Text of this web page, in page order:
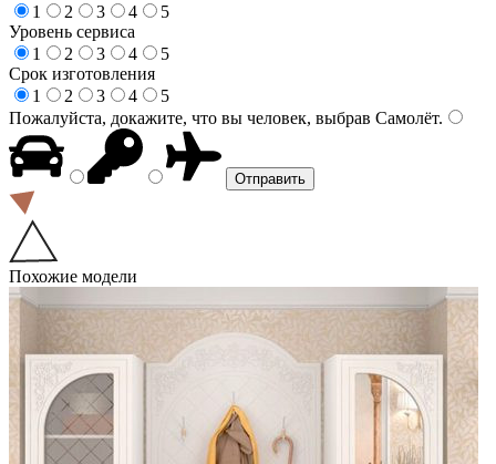
1
2 3 4
5
Уровень сервиса
1
2 3 4
5
Срок изготовления
1
2 3 4
5
Пожалуйста, докажите, что вы человек, выбрав Самолёт.
Похожие модели